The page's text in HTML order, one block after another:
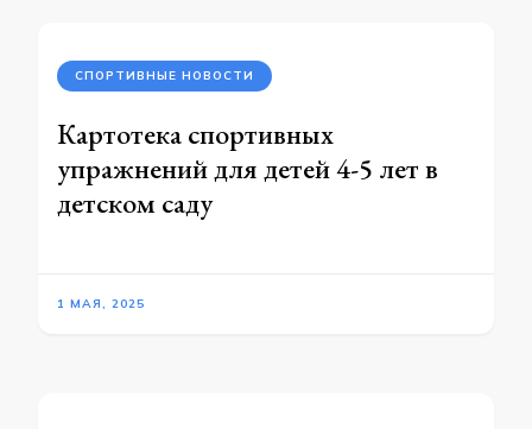
СПОРТИВНЫЕ НОВОСТИ
Картотека спортивных
упражнений для детей 4-5 лет в
детском саду
1 МАЯ, 2025